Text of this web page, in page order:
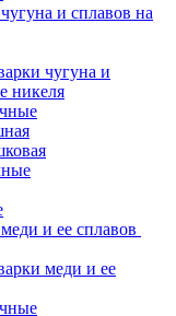
и сплавов на
чугуна и
никеля
и ее сплавов
меди и ее